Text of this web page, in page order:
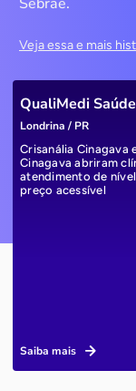
Sebrae.
Veja essa e mais
QualiMedi Saúde
Londrina / PR
Crisanália Cinagava
Cinagava abriram
atendimento de
preço acessível
Saiba mais